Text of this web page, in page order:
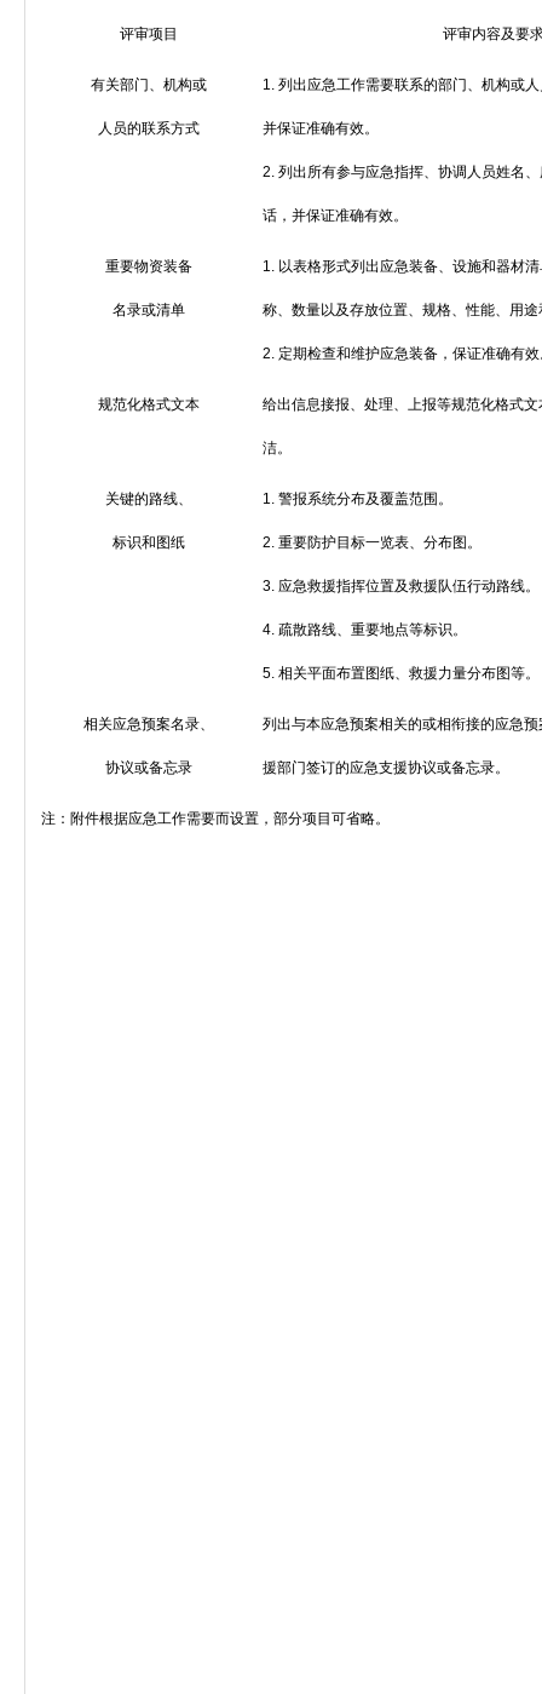
评审项目 评审内容及要
有关部门、机构或
人员的联系方式
1. 列出应急工作需要联系的部门、机构或
并保证准确有效。
2. 列出所有参与应急指挥、协调人员姓名
话，并保证准确有效。
重要物资装备
名录或清单
1. 以表格形式列出应急装备、设施和器材
称、数量以及存放位置、规格、性能、用
2. 定期检查和维护应急装备，保证准确有
规范化格式文本 给出信息接报、处理、上报等规范化格式
洁。
关键的路线、
标识和图纸
1. 警报系统分布及覆盖范围。
2. 重要防护目标一览表、分布图。
3. 应急救援指挥位置及救援队伍行动路线。
4. 疏散路线、重要地点等标识。
5. 相关平面布置图纸、救援力量分布图等。
相关应急预案名录、
协议或备忘录
列出与本应急预案相关的或相衔接的应急
援部门签订的应急支援协议或备忘录。
注：附件根据应急工作需要而设置，部分项目可省略。